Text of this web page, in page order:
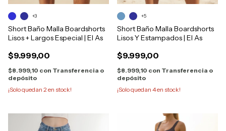
Short Baño Malla Boardshorts
Lisos + Largos Especial | El As
$9.999,00
$8.999,10 con Transferencia o
depósito
¡Solo quedan 2en stock!
+3
Short Baño Malla Boardshorts
Lisos Y Estampados | El As
$9.999,00
$8.999,10 con Transferencia o
depósito
¡Solo quedan 4en stock!
+5